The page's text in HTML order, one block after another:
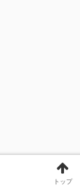
トップ